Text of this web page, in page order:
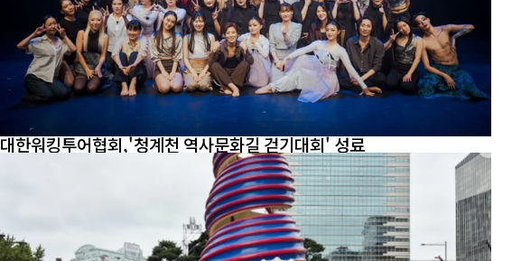
대한워킹투어협회,'청계천 역사문화길 걷기대회' 성료